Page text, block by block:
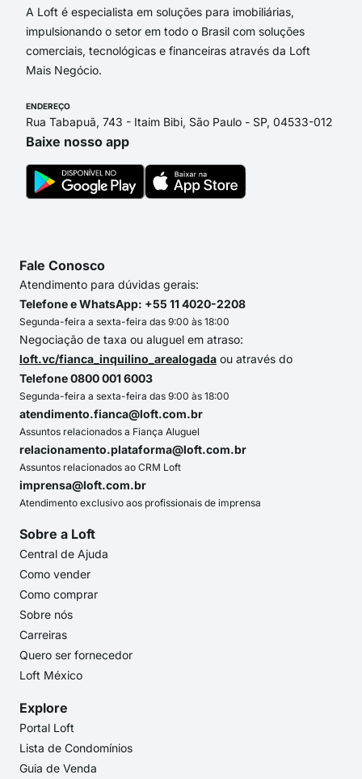
A Loft é especialista em soluções para imobiliárias,
impulsionando o setor em todo o Brasil com soluções
comerciais, tecnológicas e financeiras através da Loft
Mais Negócio.
ENDEREÇO
Rua Tabapuã, 743 - Itaim Bibi, São Paulo - SP, 04533-012
Baixe nosso app
Fale Conosco
Atendimento para dúvidas gerais:
Telefone e WhatsApp: +55 11 4020-2208
Segunda-feira a sexta-feira das 9:00 às 18:00
Negociação de taxa ou aluguel em atraso:
loft.vc/fianca_inquilino_arealogada ou através do
Telefone 0800 001 6003
Segunda-feira a sexta-feira das 9:00 às 18:00
atendimento.fianca@loft.com.br
Assuntos relacionados a Fiança Aluguel
relacionamento.plataforma@loft.com.br
Assuntos relacionados ao CRM Loft
imprensa@loft.com.br
Atendimento exclusivo aos profissionais de imprensa
Sobre a Loft
Central de Ajuda
Como vender
Como comprar
Sobre nós
Carreiras
Quero ser fornecedor
Loft México
Explore
Portal Loft
Lista de Condomínios
Guia de Venda